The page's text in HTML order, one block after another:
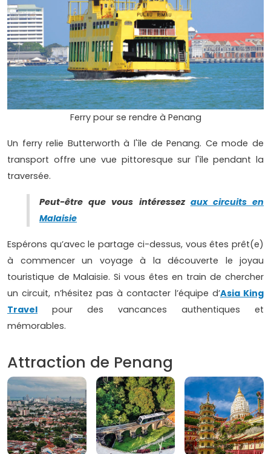
Ferry pour se rendre à Penang
Un ferry relie Butterworth à l'île de Penang. Ce mode de
transport offre une vue pittoresque sur l'île pendant la
traversée.
Peut-être que vous intéressez aux circuits en
Malaisie
Espérons qu’avec le partage ci-dessus, vous êtes prêt(e)
à commencer un voyage à la découverte le joyau
touristique de Malaisie. Si vous êtes en train de chercher
un circuit, n’hésitez pas à contacter l’équipe d’Asia King
Travel pour des vancances authentiques et
mémorables.
Attraction de Penang